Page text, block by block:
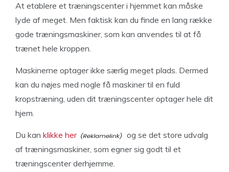
At etablere et træningscenter i hjemmet kan måske
lyde af meget. Men faktisk kan du finde en lang række
gode træningsmaskiner, som kan anvendes til at få
trænet hele kroppen.
Maskinerne optager ikke særlig meget plads. Dermed
kan du nøjes med nogle få maskiner til en fuld
kropstræning, uden dit træningscenter optager hele dit
hjem.
Du kan klikke her
og se det store udvalg
af træningsmaskiner, som egner sig godt til et
træningscenter derhjemme.